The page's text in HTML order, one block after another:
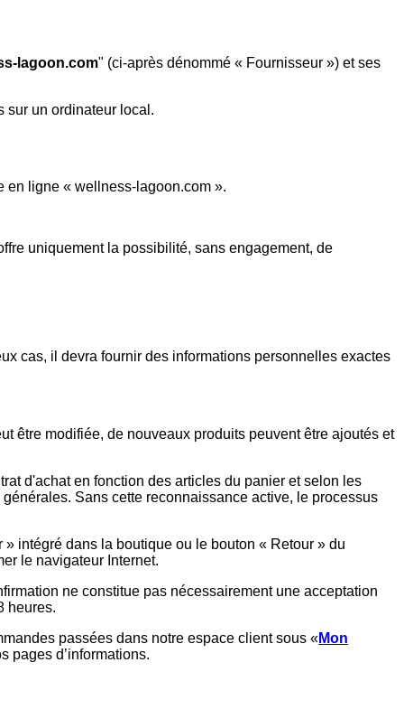
lagoon.com" (ci-après dénommé « Fournisseur ») et ses
sur un ordinateur local.
en ligne « wellness-lagoon.com ».
uniquement la possibilité, sans engagement, de
cas, il devra fournir des informations personnelles exactes
être modifiée, de nouveaux produits peuvent être ajoutés et
d'achat en fonction des articles du panier et selon les
Sans cette reconnaissance active, le processus
intégré dans la boutique ou le bouton « Retour » du
le navigateur Internet.
ne constitue pas nécessairement une acceptation
heures.
passées dans notre espace client sous «Mon
pages d’informations.